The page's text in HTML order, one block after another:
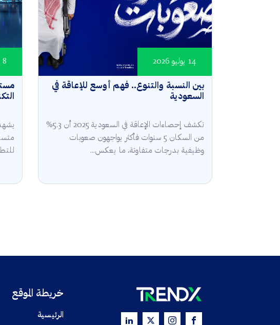
بين النسبة والتنوع.. فهم أوسع للإعاقة في
السعودية
14 يوليو 2026
تكشف إحصاءات الإعاقة في السعودية 2025 أن 5.3%
من السكان 5 سنوات فأكثر يواجهون صعوبات
وظيفية بدرجات متفاوتة، ما يعكس...
8 يوليو 2026
خريطة الموقع
الرئيسية